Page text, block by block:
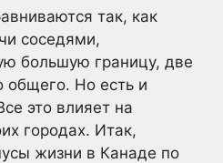
так, как
соседями,
большую границу, две
общего. Но есть и
это влияет на
городах. Итак,
жизни в Канаде по